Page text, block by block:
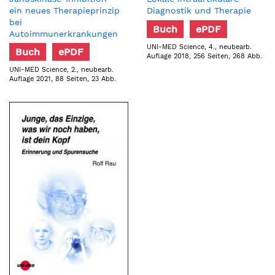
ein neues Therapieprinzip
bei
Autoimmunerkrankungen
Buch ePDF
UNI-MED Science, 2., neubearb.
Auflage 2021, 88 Seiten, 23 Abb.
Diagnostik und Therapie
Buch ePDF
UNI-MED Science, 4., neubearb.
Auflage 2018, 256 Seiten, 268 Abb.